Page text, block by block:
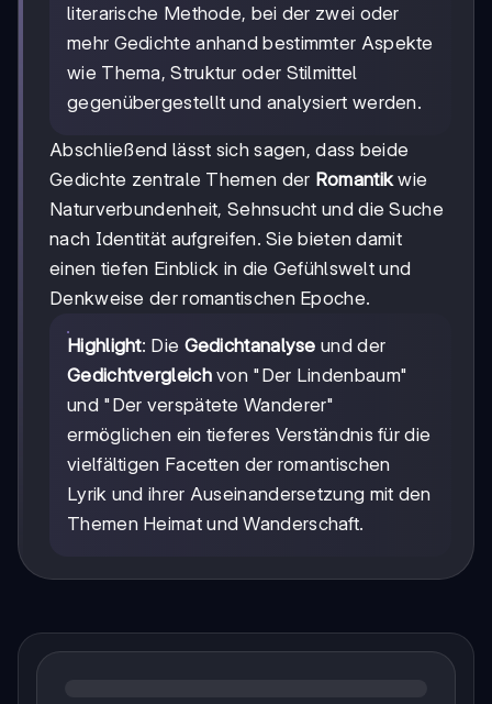
literarische Methode, bei der zwei oder
mehr Gedichte anhand bestimmter Aspekte
wie Thema, Struktur oder Stilmittel
gegenübergestellt und analysiert werden.
Abschließend lässt sich sagen, dass beide
Gedichte zentrale Themen der Romantik wie
Naturverbundenheit, Sehnsucht und die Suche
nach Identität aufgreifen. Sie bieten damit
einen tiefen Einblick in die Gefühlswelt und
Denkweise der romantischen Epoche.
Highlight: Die Gedichtanalyse und der
Gedichtvergleichvon "Der Lindenbaum"
und "Der verspätete Wanderer"
ermöglichen ein tieferes Verständnis für die
vielfältigen Facetten der romantischen
Lyrik und ihrer Auseinandersetzung mit den
Themen Heimat und Wanderschaft.